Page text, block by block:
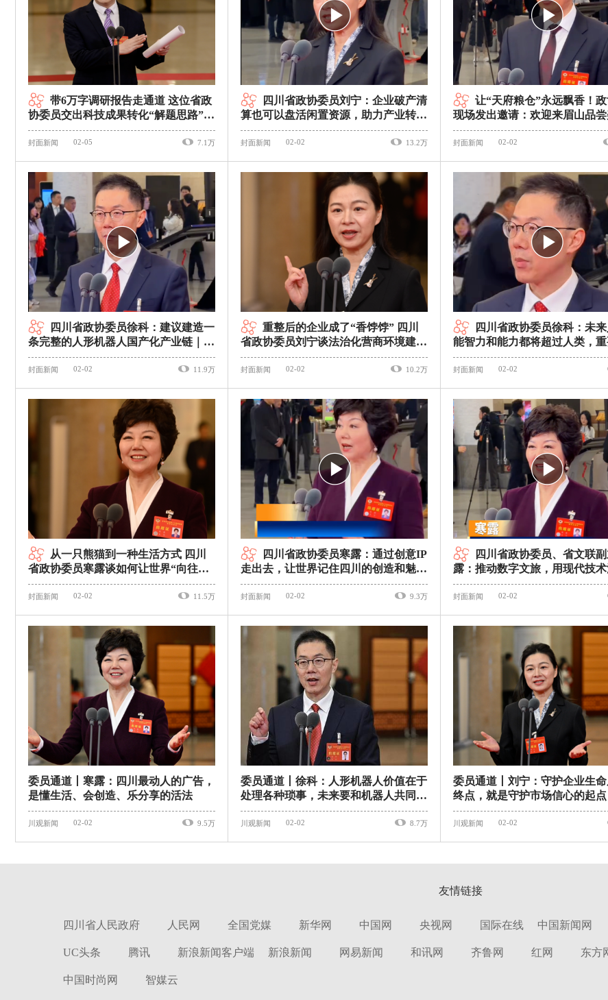
带6万字调研报告走通道 这位省政
协委员交出科技成果转化“解题思路”｜
委员通道
封面新闻 02-05 7.1万
四川省政协委员刘宁：企业破产清
算也可以盘活闲置资源，助力产业转型
升级｜委员通道
封面新闻 02-02 13.2万
让“天府粮仓”永远飘香！
现场发出邀请：欢迎来眉山品
委员通道
封面新闻 02-02
四川省政协委员徐科：建议建造一
条完整的人形机器人国产化产业链｜委
员通道
封面新闻 02-02 11.9万
重整后的企业成了“香饽饽” 四川
省政协委员刘宁谈法治化营商环境建设
｜委员通道
封面新闻 02-02 10.2万
四川省政协委员徐科：未
能智力和能力都将超过人类，
学会提问｜委员通道
封面新闻 02-02
从一只熊猫到一种生活方式 四川
省政协委员寒露谈如何让世界“向往四
川”｜委员通道
封面新闻 02-02 11.5万
四川省政协委员寒露：通过创意IP
走出去，让世界记住四川的创造和魅力
｜首场委员通道
封面新闻 02-02 9.3万
四川省政协委员、省文联
露：推动数字文旅，用现代技
史｜委员通道
封面新闻 02-02
委员通道丨寒露：四川最动人的广告，
是懂生活、会创造、乐分享的活法
川观新闻 02-02 9.5万
委员通道丨徐科：人形机器人价值在于
处理各种琐事，未来要和机器人共同进
步
川观新闻 02-02 8.7万
委员通道丨刘宁：守护企业生
终点，就是守护市场信心的起点
川观新闻 02-02
友情链接
四川省人民政府 人民网 全国党媒 新华网 中国网 央视网 国际在线 中国新闻网
UC头条 腾讯 新浪新闻客户端 新浪新闻 网易新闻 和讯网 齐鲁网 红网 东方
中国时尚网 智媒云